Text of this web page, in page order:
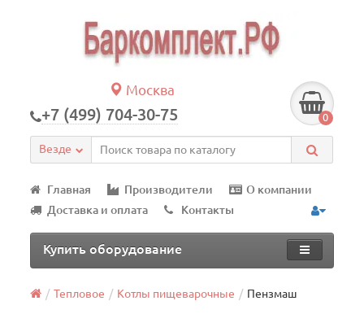
Москва
+7 (499) 704-30-75 0
Везде
Главная Производители
О компании
Доставка и оплата
Контакты
Купить оборудование
Тепловое Котлы пищеварочные Пензмаш